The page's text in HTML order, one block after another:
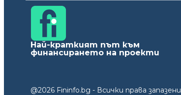
Най-краткият път към
финансирането на проекти
@2026 Fininfo.bg - Всички права запазени